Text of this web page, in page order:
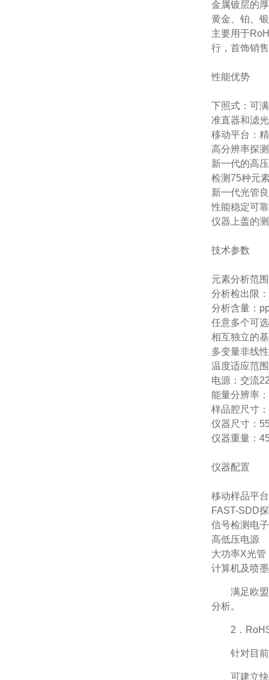
金属镀层的
黄金、铂、
主要用于
行，首饰销
性能优势
下照式：可
准直器和滤
移动平台：
高分辨率探
新一代的高
检测75种元
新一代光管
性能稳定可
仪器上盖的
技术参数
元素分析范
分析检出限
分析含量：
任意多个可
相互独立的
多变量非线
温度适应范
电源：交流
能量分辨率
样品腔尺寸
仪器尺寸：
仪器重量：
仪器配置
移动样品平台
FAST-SDD
信号检测电
高低压电源
大功率X光管
计算机及喷
满足欧
分析。
2．
针对目
可建立